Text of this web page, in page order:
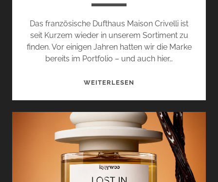
Das französische Dufthaus Maison Crivelli ist
seit Kurzem wieder in unserem Sortiment zu
finden. Vor einigen Jahren hatten wir die Marke
bereits im Portfolio – und auch hier…
WEITERLESEN
ZURÜCK
–
UND
DAS
MIT